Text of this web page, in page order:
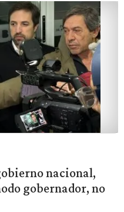
nacional,
gobernador, no